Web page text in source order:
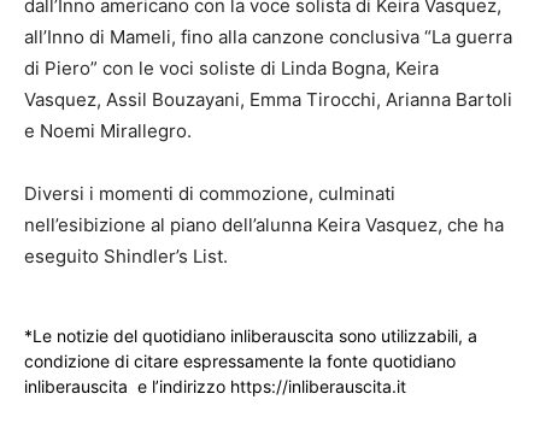
dall’Inno americano con la voce solista di Keira Vasquez,
all’Inno di Mameli, fino alla canzone conclusiva “La guerra
di Piero” con le voci soliste di Linda Bogna, Keira
Vasquez, Assil Bouzayani, Emma Tirocchi, Arianna Bartoli
e Noemi Mirallegro.
Diversi i momenti di commozione, culminati
nell’esibizione al piano dell’alunna Keira Vasquez, che ha
eseguito Shindler’s List.
*Le notizie del quotidiano inliberauscita sono utilizzabili, a
condizione di citare espressamente la fonte quotidiano
inliberauscita e l’indirizzo https://inliberauscita.it